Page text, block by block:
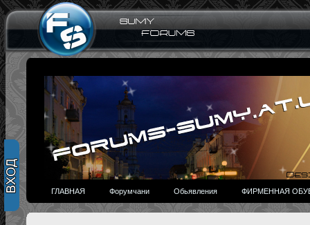
ГЛАВНАЯ Форумчани Обьявления ФИРМЕННАЯ